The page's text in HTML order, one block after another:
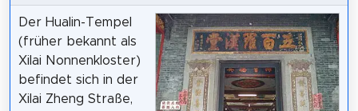
Der Hualin-Tempel
(früher bekannt als
Xilai Nonnenkloster)
befindet sich in der
Xilai Zheng Straße,